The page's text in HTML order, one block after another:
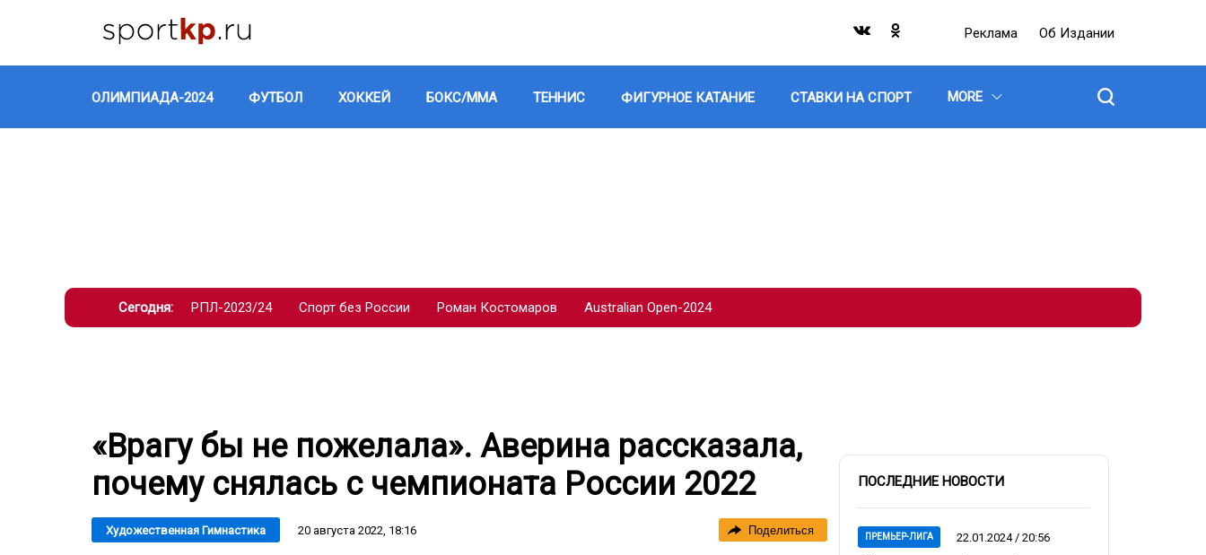
Реклама Об Издании
ОЛИМПИАДА-2024 ФУТБОЛ ХОККЕЙ БОКС/ММА ТЕННИС ФИГУРНОЕ КАТАНИЕ СТАВКИ НА СПОРТ MORE
Сегодня: РПЛ-2023/24 Спорт без России Роман Костомаров Australian Open-2024
«Врагу бы не пожелала». Аверина рассказала,
почему снялась с чемпионата России 2022
Художественная Гимнастика 20 августа 2022, 18:16 Поделиться
ПОСЛЕДНИЕ НОВОСТИ
ПРЕМЬЕР-ЛИГА 22.01.2024 / 20:56